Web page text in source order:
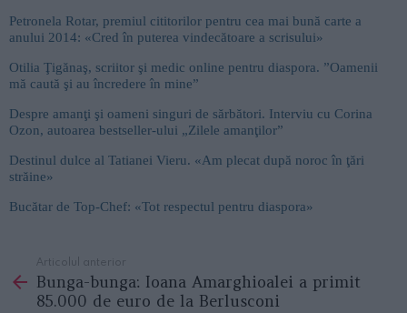
Petronela Rotar, premiul cititorilor pentru cea mai bună carte a
anului 2014: «Cred în puterea vindecătoare a scrisului»
Otilia Ţigănaş, scriitor şi medic online pentru diaspora. ”Oamenii
mă caută şi au încredere în mine”
Despre amanţi şi oameni singuri de sărbători. Interviu cu Corina
Ozon, autoarea bestseller-ului „Zilele amanţilor”
Destinul dulce al Tatianei Vieru. «Am plecat după noroc în ţări
străine»
Bucătar de Top-Chef: «Tot respectul pentru diaspora»
more
Articolul anterior
Bunga-bunga: Ioana Amarghioalei a primit
85.000 de euro de la Berlusconi